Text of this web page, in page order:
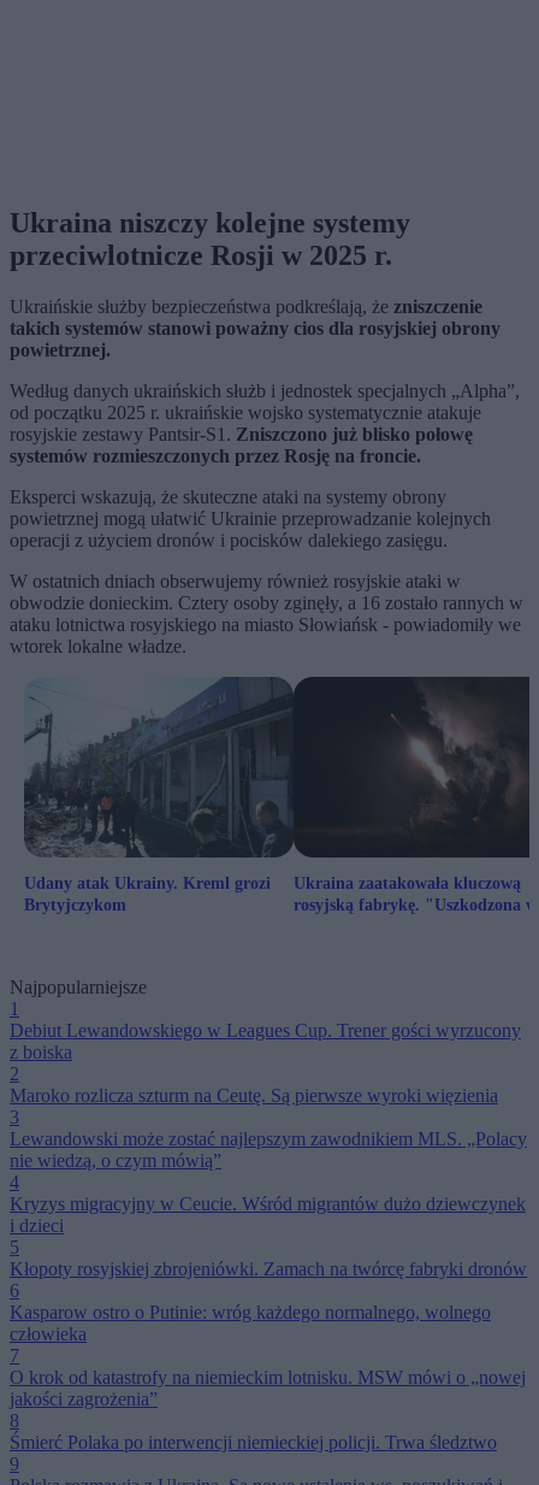
Ukraina niszczy kolejne systemy
przeciwlotnicze Rosji w 2025 r.
Ukraińskie służby bezpieczeństwa podkreślają, że zniszczenie
takich systemów stanowi poważny cios dla rosyjskiej obrony
powietrznej.
Według danych ukraińskich służb i jednostek specjalnych „Alpha”,
od początku 2025 r. ukraińskie wojsko systematycznie atakuje
rosyjskie zestawy Pantsir-S1. Zniszczono już blisko połowę
systemów rozmieszczonych przez Rosję na froncie.
Eksperci wskazują, że skuteczne ataki na systemy obrony
powietrznej mogą ułatwić Ukrainie przeprowadzanie kolejnych
operacji z użyciem dronów i pocisków dalekiego zasięgu.
W ostatnich dniach obserwujemy również rosyjskie ataki w
obwodzie donieckim. Cztery osoby zginęły, a 16 zostało rannych w
ataku lotnictwa rosyjskiego na miasto Słowiańsk - powiadomiły we
wtorek lokalne władze.
Udany atak Ukrainy. Kreml grozi
Brytyjczykom
Ukraina zaatakowała kluczową
rosyjską fabrykę. "Uszkodzona w
Najpopularniejsze
1
Debiut Lewandowskiego w Leagues Cup. Trener gości wyrzucony
z boiska
2
Maroko rozlicza szturm na Ceutę. Są pierwsze wyroki więzienia
3
Lewandowski może zostać najlepszym zawodnikiem MLS. „Polacy
nie wiedzą, o czym mówią”
4
Kryzys migracyjny w Ceucie. Wśród migrantów dużo dziewczynek
i dzieci
5
Kłopoty rosyjskiej zbrojeniówki. Zamach na twórcę fabryki dronów
6
Kasparow ostro o Putinie: wróg każdego normalnego, wolnego
człowieka
7
O krok od katastrofy na niemieckim lotnisku. MSW mówi o „nowej
jakości zagrożenia”
8
Śmierć Polaka po interwencji niemieckiej policji. Trwa śledztwo
9